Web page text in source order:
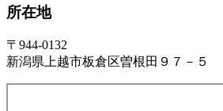
所在地
〒944-0132
新潟県上越市板倉区曽根田９７－５